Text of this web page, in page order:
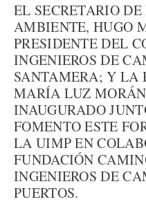
EL SECRETARIO
AMBIENTE, HUGO
PRESIDENTE DEL
INGENIEROS DE
SANTAMERA; Y LA
MARÍA LUZ
INAUGURADO
FOMENTO ESTE
LA UIMP EN
FUNDACIÓN
INGENIEROS DE
PUERTOS.